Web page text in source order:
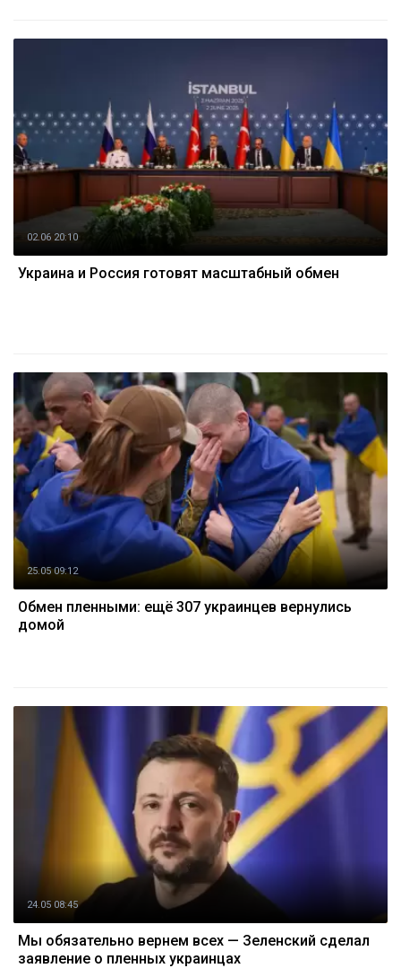
02.06 20:10
Украина и Россия готовят масштабный обмен
25.05 09:12
Обмен пленными: ещё 307 украинцев вернулись
домой
24.05 08:45
Мы обязательно вернем всех — Зеленский сделал
заявление о пленных украинцах